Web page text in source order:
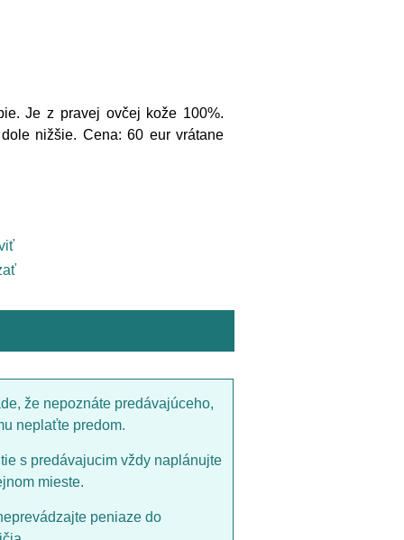
Je z pravej ovčej kože 100%.
nižšie. Cena: 60 eur vrátane
že nepoznáte predávajúceho,
neplaťte predom.
s predávajucim vždy naplánujte
mieste.
peniaze do